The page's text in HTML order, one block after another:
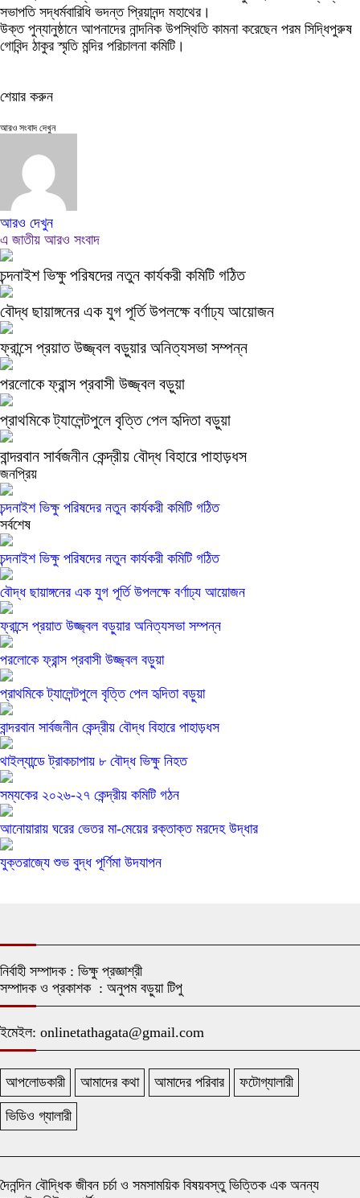
সভাপতি সদ্ধর্মবারিধি ভদন্ত প্রিয়ানন্দ মহাথের।
উক্ত পুন্যানুষ্ঠানে আপনাদের নান্দনিক উপস্থিতি কামনা করেছেন পরম সিদ্ধিপুরুষ
গোবিন্দ ঠাকুর স্মৃতি মন্দির পরিচালনা কমিটি।
শেয়ার করুন
আরও সংবাদ দেখুন
আরও দেখুন
এ জাতীয় আরও সংবাদ
চন্দনাইশ ভিক্ষু পরিষদের নতুন কার্যকরী কমিটি গঠিত
বৌদ্ধ ছায়াঙ্গনের এক যুগ পূর্তি উপলক্ষে বর্ণাঢ্য আয়োজন
ফ্রান্সে প্রয়াত উজ্জ্বল বড়ুয়ার অনিত্যসভা সম্পন্ন
পরলোকে ফ্রান্স প্রবাসী উজ্জ্বল বড়ুয়া
প্রাথমিকে ট্যালেন্টপুলে বৃত্তি পেল হৃদিতা বড়ুয়া
বান্দরবান সার্বজনীন কেন্দ্রীয় বৌদ্ধ বিহারে পাহাড়ধস
জনপ্রিয়
চন্দনাইশ ভিক্ষু পরিষদের নতুন কার্যকরী কমিটি গঠিত
সর্বশেষ
চন্দনাইশ ভিক্ষু পরিষদের নতুন কার্যকরী কমিটি গঠিত
বৌদ্ধ ছায়াঙ্গনের এক যুগ পূর্তি উপলক্ষে বর্ণাঢ্য আয়োজন
ফ্রান্সে প্রয়াত উজ্জ্বল বড়ুয়ার অনিত্যসভা সম্পন্ন
পরলোকে ফ্রান্স প্রবাসী উজ্জ্বল বড়ুয়া
প্রাথমিকে ট্যালেন্টপুলে বৃত্তি পেল হৃদিতা বড়ুয়া
বান্দরবান সার্বজনীন কেন্দ্রীয় বৌদ্ধ বিহারে পাহাড়ধস
থাইল্যান্ডে ট্রাকচাপায় ৮ বৌদ্ধ ভিক্ষু নিহত
সম্যকের ২০২৬-২৭ কেন্দ্রীয় কমিটি গঠন
আনোয়ারায় ঘরের ভেতর মা-মেয়ের রক্তাক্ত মরদেহ উদ্ধার
যুক্তরাজ্যে শুভ বুদ্ধ পূর্ণিমা উদযাপন
নির্বাহী সম্পাদক : ভিক্ষু প্রজ্ঞাশ্রী
সম্পাদক ও প্রকাশক : অনুপম বড়ুয়া টিপু
ইমেইল: onlinetathagata@gmail.com
আপলোডকারী আমাদের কথা আমাদের পরিবার ফটোগ্যালারী
ভিডিও গ্যালারী
দৈনন্দিন বৌদ্ধিক জীবন চর্চা ও সমসাময়িক বিষয়বস্তু ভিত্তিক এক অনন্য